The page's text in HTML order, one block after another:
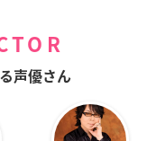
声優さん